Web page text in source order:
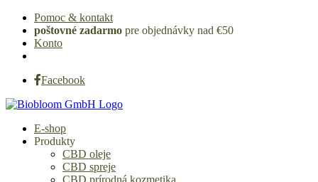
Pomoc & kontakt
poštovné zadarmo pre objednávky nad €50
Konto
Facebook
E-shop
Produkty
CBD oleje
CBD spreje
CBD prírodná kozmetika